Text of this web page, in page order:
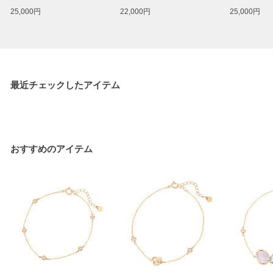
25,000円 22,000円 25,000円
最近チェックしたアイテム
おすすめのアイテム